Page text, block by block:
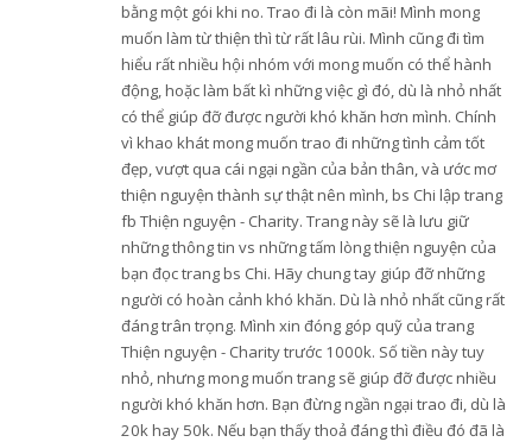
bằng một gói khi no. Trao đi là còn mãi! Mình mong
muốn làm từ thiện thì từ rất lâu rùi. Mình cũng đi tìm
hiểu rất nhiều hội nhóm với mong muốn có thể hành
động, hoặc làm bất kì những việc gì đó, dù là nhỏ nhất
có thể giúp đỡ được người khó khăn hơn mình. Chính
vì khao khát mong muốn trao đi những tình cảm tốt
đẹp, vượt qua cái ngại ngần của bản thân, và ước mơ
thiện nguyện thành sự thật nên mình, bs Chi lập trang
fb Thiện nguyện - Charity. Trang này sẽ là lưu giữ
những thông tin vs những tấm lòng thiện nguyện của
bạn đọc trang bs Chi. Hãy chung tay giúp đỡ những
người có hoàn cảnh khó khăn. Dù là nhỏ nhất cũng rất
đáng trân trọng. Mình xin đóng góp quỹ của trang
Thiện nguyện - Charity trước 1000k. Số tiền này tuy
nhỏ, nhưng mong muốn trang sẽ giúp đỡ được nhiều
người khó khăn hơn. Bạn đừng ngần ngại trao đi, dù là
20k hay 50k. Nếu bạn thấy thoả đáng thì điều đó đã là